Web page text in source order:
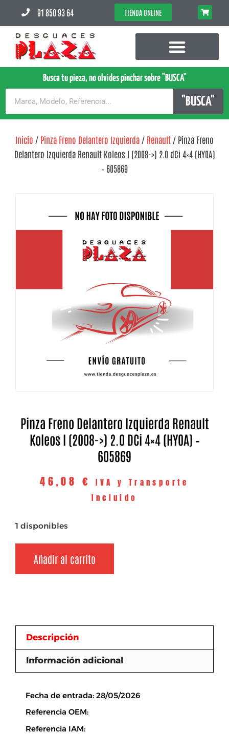
91 850 93 64 TIENDA ONLINE
Busca tu pieza, no olvides pinchar sobre "BUSCA"
"BUSCA"
Inicio / Pinza Freno Delantero Izquierda / Renault / Pinza Freno
Delantero Izquierda Renault Koleos I (2008->) 2.0 dCi 4×4 (HY0A)
– 605869
Pinza Freno Delantero Izquierda Renault
Koleos I (2008->) 2.0 DCi 4×4 (HY0A) –
605869
46,08 €
IVA y Transporte
Incluido
1 disponibles
Añadir al carrito
Descripción
Información adicional
Fecha de entrada: 28/05/2026
Referencia OEM:
Referencia IAM: